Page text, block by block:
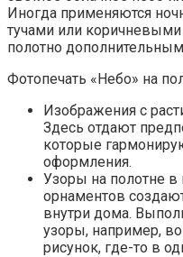
Иногда применяются
тучами или
полотно
Фотопечать «Небо» на
Изображения с
Здесь отдают
которые
оформления.
Узоры на полотне в
орнаментов
внутри дома.
узоры, например,
рисунок, где-то в